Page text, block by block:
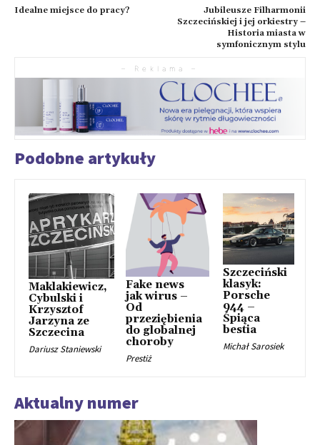
Idealne miejsce do pracy?
Jubileusze Filharmonii
Szczecińskiej i jej orkiestry –
Historia miasta w
symfonicznym stylu
– Reklama –
Podobne artykuły
Maklakiewicz,
Cybulski i
Krzysztof
Jarzyna ze
Szczecina
Dariusz Staniewski
Fake news
jak wirus –
Od
przeziębienia
do globalnej
choroby
Prestiż
Szczeciński
klasyk:
Porsche
944 –
Śpiąca
bestia
Michał Sarosiek
Aktualny numer